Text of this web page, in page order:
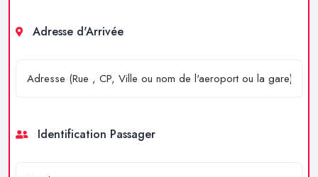
Adresse d'Arrivée
Identification Passager